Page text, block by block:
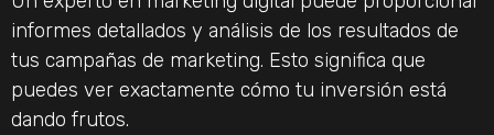
informes detallados y análisis de los resultados de
tus campañas de marketing. Esto significa que
puedes ver exactamente cómo tu inversión está
dando frutos.